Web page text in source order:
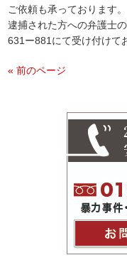
ご依頼も承っております。
逮捕された方への弁護士
631ー881にて受け付けて
« 前のページ